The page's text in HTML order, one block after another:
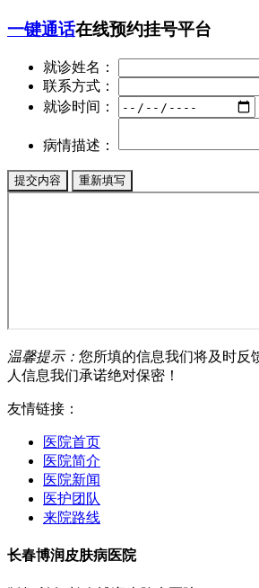
一键通话在线预约挂号平台
就诊姓名：
联系方式：
就诊时间：
病情描述：
温馨提示： 您所填的信息我们将及时反
人信息我们承诺绝对保密！
友情链接：
医院首页
医院简介
医院新闻
医护团队
来院路线
长春博润皮肤病医院